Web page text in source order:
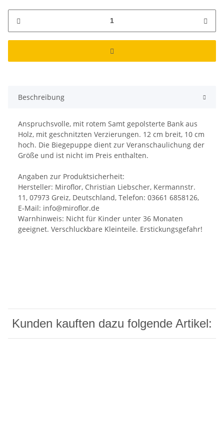
Beschreibung
Anspruchsvolle, mit rotem Samt gepolsterte Bank aus
Holz, mit geschnitzten Verzierungen. 12 cm breit, 10 cm
hoch. Die Biegepuppe dient zur Veranschaulichung der
Größe und ist nicht im Preis enthalten.
Angaben zur Produktsicherheit:
Hersteller: Miroflor, Christian Liebscher, Kermannstr.
11, 07973 Greiz, Deutschland, Telefon: 03661 6858126,
E-Mail: info@miroflor.de
Warnhinweis: Nicht für Kinder unter 36 Monaten
geeignet. Verschluckbare Kleinteile. Erstickungsgefahr!
Kunden kauften dazu folgende Artikel: